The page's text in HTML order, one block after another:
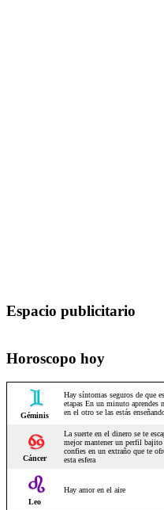
Espacio publicitario
Horoscopo hoy